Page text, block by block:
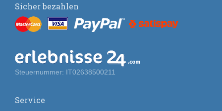
Sicher bezahlen
Steuernummer: IT02638500211
Service